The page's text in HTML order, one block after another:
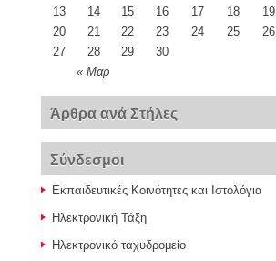
« Μαρ
13
14 15 16 17 18
19
20
21 22 23 24 25
26
27
28 29 30
Άρθρα ανά Στήλες
Σύνδεσμοι
Εκπαιδευτικές Κοινότητες και Ιστολόγια
Ηλεκτρονική Τάξη
Ηλεκτρονικό ταχυδρομείο